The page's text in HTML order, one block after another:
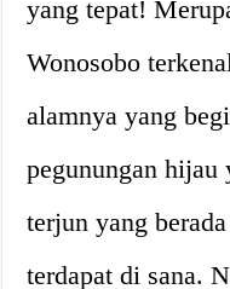
yang tepat!
Wonosobo
alamnya yang
pegunungan hijau
terjun yang
terdapat di sana.